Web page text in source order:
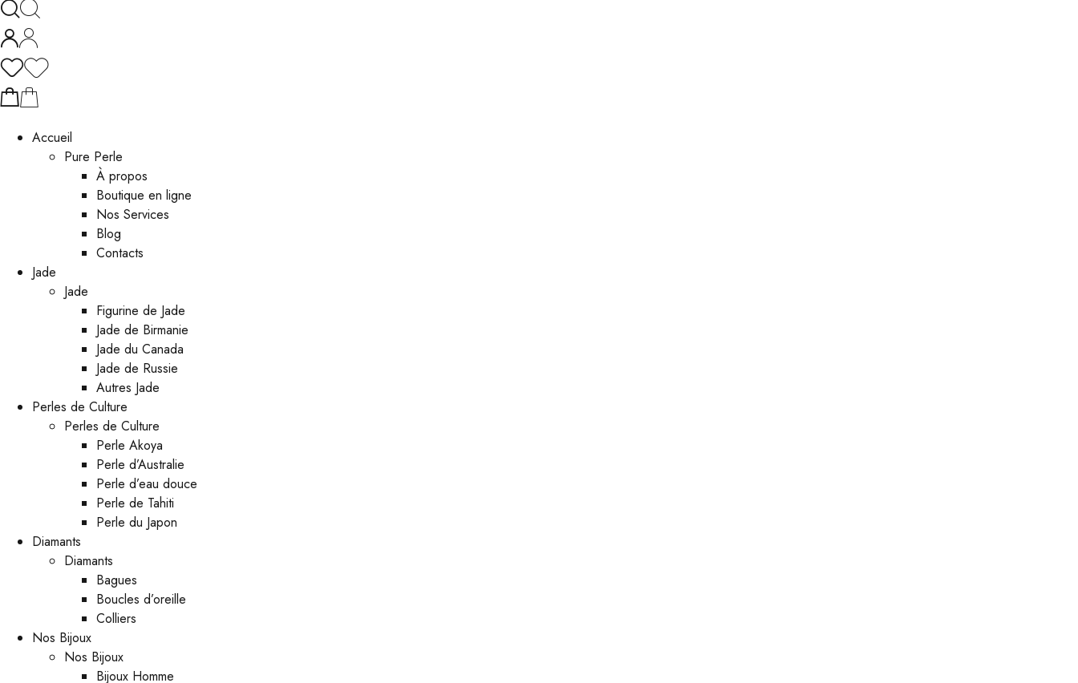
Accueil
Pure Perle
À propos
Boutique en ligne
Nos Services
Blog
Contacts
Jade
Jade
Figurine de Jade
Jade de Birmanie
Jade du Canada
Jade de Russie
Autres Jade
Perles de Culture
Perles de Culture
Perle Akoya
Perle d’Australie
Perle d’eau douce
Perle de Tahiti
Perle du Japon
Diamants
Diamants
Bagues
Boucles d’oreille
Colliers
Nos Bijoux
Nos Bijoux
Bijoux Homme